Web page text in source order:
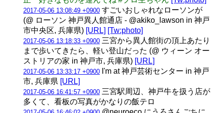
2017-05-06 13:08:49 +0900 すごいおしゃれなローソンが
(@ ローソン 神戸異人館通店 - @akiko_lawson in 神戸
市中央区, 兵庫県) [URL] [Tw:photo]
2017-05-06 13:18:33 +0900 三宮から異人館街の頂上あたり
まで歩いてきたら、軽い登山だった (@ ウィーン オー
ストリアの家 in 神戸市, 兵庫県) [URL]
2017-05-06 13:33:17 +0900 I'm at 神戸芸術センター in 神戸
市, 兵庫県 [URL]
2017-05-06 16:41:57 +0900 三宮駅周辺、神戸牛を扱う店が
多くて、看板の写真がかなりの飯テロ